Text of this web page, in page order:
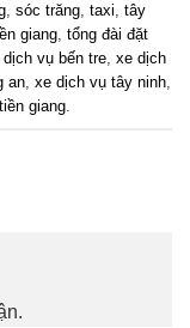
, sóc trăng, taxi, tây
giang, tổng đài đặt
dịch vụ bến tre, xe dịch
an, xe dịch vụ tây ninh,
giang.